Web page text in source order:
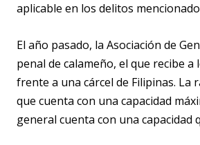
aplicable en los delitos
El año pasado, la Asociación de
penal de calameño, el que recibe
frente a una cárcel de Filipinas.
que cuenta con una capacidad
general cuenta con una